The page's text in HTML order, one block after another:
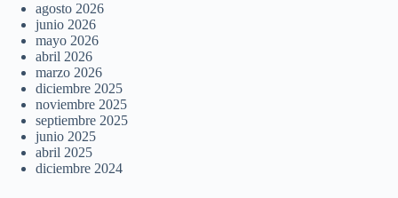
agosto 2026
junio 2026
mayo 2026
abril 2026
marzo 2026
diciembre 2025
noviembre 2025
septiembre 2025
junio 2025
abril 2025
diciembre 2024